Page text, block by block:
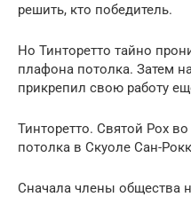
решить, кто победитель.
Но Тинторетто тайно
плафона потолка. Затем
прикрепил свою работу
Тинторетто. Святой Рох
потолка в Скуоле Сан-
Сначала члены общества